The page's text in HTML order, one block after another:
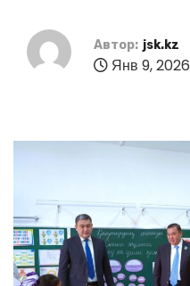
Автор: jsk.kz
Янв 9, 2026